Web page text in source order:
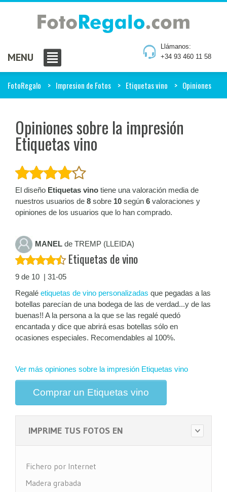
Llámanos:
+34 93 460 11 58
MENU
FotoRegalo Impresion de Fotos Etiquetas vino Opiniones
Opiniones sobre la impresión
Etiquetas vino
El diseño Etiquetas vino tiene una valoración media de
nuestros usuarios de 8 sobre 10 según 6 valoraciones y
opiniones de los usuarios que lo han comprado.
MANEL de TREMP (LLEIDA)
Etiquetas de vino
9 de 10 | 31-05
Regalé etiquetas de vino personalizadas que pegadas a las
botellas parecían de una bodega de las de verdad...y de las
buenas!! A la persona a la que se las regalé quedó
encantada y dice que abrirá esas botellas sólo en
ocasiones especiales. Recomendables al 100%.
Ver más opiniones sobre la impresión Etiquetas vino
Comprar un Etiquetas vino
IMPRIME TUS FOTOS EN
Fichero por Internet
Madera grabada